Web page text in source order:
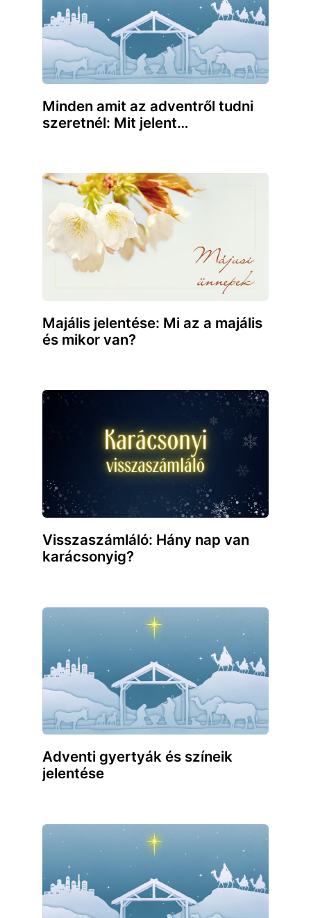
Minden amit az adventről tudni
szeretnél: Mit jelent…
Majális jelentése: Mi az a majális
és mikor van?
Visszaszámláló: Hány nap van
karácsonyig?
Adventi gyertyák és színeik
jelentése